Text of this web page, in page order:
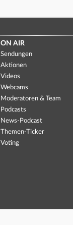
ON AIR
Sendungen
Aktionen
Videos
Webcams
Moderatoren & Team
Podcasts
News-Podcast
Themen-Ticker
Voting